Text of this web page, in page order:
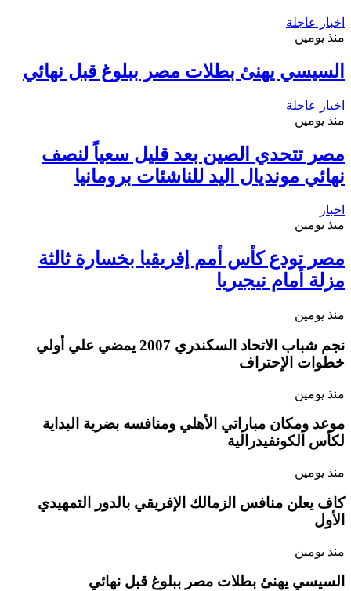
اخبار عاجلة
منذ يومين
السيسي يهنئ بطلات مصر ببلوغ قبل نهائي
اخبار عاجلة
منذ يومين
مصر تتحدي الصين بعد قليل سعياً لنصف
نهائي مونديال اليد للناشئات برومانيا
اخبار
منذ يومين
مصر تودع كأس أمم إفريقيا بخسارة ثالثة
مزلة أمام نيجيريا
منذ يومين
نجم شباب الاتحاد السكندري 2007 يمضي علي أولي
خطوات الإحتراف
منذ يومين
موعد ومكان مباراتي الأهلي ومنافسه بضربة البداية
لكأس الكونفيدرالية
منذ يومين
كاف يعلن منافس الزمالك الإفريقي بالدور التمهيدي
الأول
منذ يومين
السيسي يهنئ بطلات مصر ببلوغ قبل نهائي